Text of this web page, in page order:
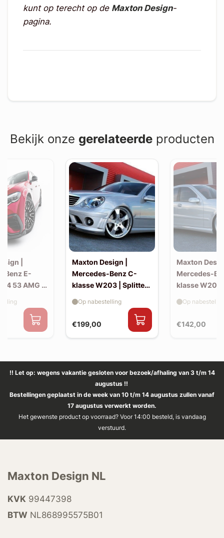
kunt op terecht op de Maxton Design-
pagina.
Bekijk onze gerelateerdeproducten
|
Benz E-
53 AMG |
Maxton Design |
Mercedes-Benz C-
klasse W203 | Splitter
bumper)
€199,00
Op nabestelling
Maxton
Mercedes-
klasse W203
€142,00
Op
!! Let op: wegens vakantie gesloten voor bezoek/afhaling van 3 t/m 14
augustus !!
Bestellingen geplaatst in de week van 10 t/m 14 augustus zullen vanaf
17 augustus verwerkt worden.
Het gewenste product op voorraad? Voor 14:00 besteld, is vandaag
verstuurd.
Maxton Design NL
KVK 99447398
BTW NL868995575B01